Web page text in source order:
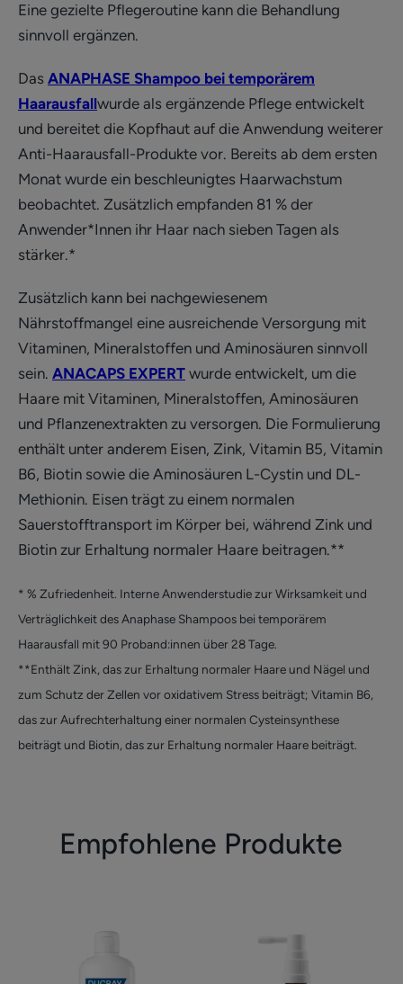
Eine gezielte Pflegeroutine kann die Behandlung
sinnvoll ergänzen.
Das ANAPHASE Shampoo bei temporärem
Haarausfallwurde als ergänzende Pflege entwickelt
und bereitet die Kopfhaut auf die Anwendung weiterer
Anti-Haarausfall-Produkte vor. Bereits ab dem ersten
Monat wurde ein beschleunigtes Haarwachstum
beobachtet. Zusätzlich empfanden 81 % der
Anwender*Innen ihr Haar nach sieben Tagen als
stärker.*
Zusätzlich kann bei nachgewiesenem
Nährstoffmangel eine ausreichende Versorgung mit
Vitaminen, Mineralstoffen und Aminosäuren sinnvoll
sein. ANACAPS EXPERT wurde entwickelt, um die
Haare mit Vitaminen, Mineralstoffen, Aminosäuren
und Pflanzenextrakten zu versorgen. Die Formulierung
enthält unter anderem Eisen, Zink, Vitamin B5, Vitamin
B6, Biotin sowie die Aminosäuren L-Cystin und DL-
Methionin. Eisen trägt zu einem normalen
Sauerstofftransport im Körper bei, während Zink und
Biotin zur Erhaltung normaler Haare beitragen.**
* % Zufriedenheit. Interne Anwenderstudie zur Wirksamkeit und
Verträglichkeit des Anaphase Shampoos bei temporärem
Haarausfall mit 90 Proband:innen über 28 Tage.
**Enthält Zink, das zur Erhaltung normaler Haare und Nägel und
zum Schutz der Zellen vor oxidativem Stress beiträgt; Vitamin B6,
das zur Aufrechterhaltung einer normalen Cysteinsynthese
beiträgt und Biotin, das zur Erhaltung normaler Haare beiträgt.
Empfohlene Produkte
Shampoo
chronischem